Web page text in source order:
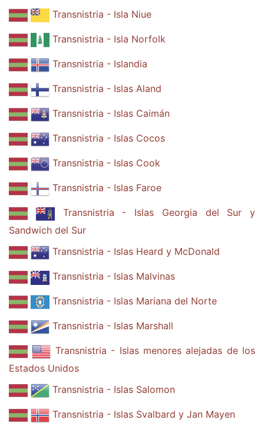
Transnistria - Isla Niue
Transnistria - Isla Norfolk
Transnistria - Islandia
Transnistria - Islas Aland
Transnistria - Islas Caimán
Transnistria - Islas Cocos
Transnistria - Islas Cook
Transnistria - Islas Faroe
Transnistria - Islas Georgia del Sur y
Sandwich del Sur
Transnistria - Islas Heard y McDonald
Transnistria - Islas Malvinas
Transnistria - Islas Mariana del Norte
Transnistria - Islas Marshall
Transnistria - Islas menores alejadas de los
Estados Unidos
Transnistria - Islas Salomon
Transnistria - Islas Svalbard y Jan Mayen